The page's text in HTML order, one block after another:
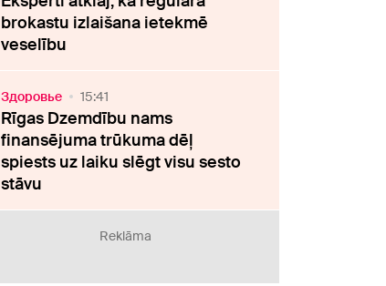
brokastu izlaišana ietekmē
veselību
Здоровье 15:41
Rīgas Dzemdību nams
finansējuma trūkuma dēļ
spiests uz laiku slēgt visu sesto
stāvu
Reklāma